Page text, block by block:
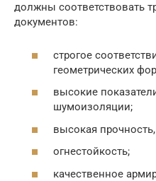
должны соответствовать
документов:
строгое
геометрических
высокие
шумоизоляции;
высокая
огнестойкость;
качественное